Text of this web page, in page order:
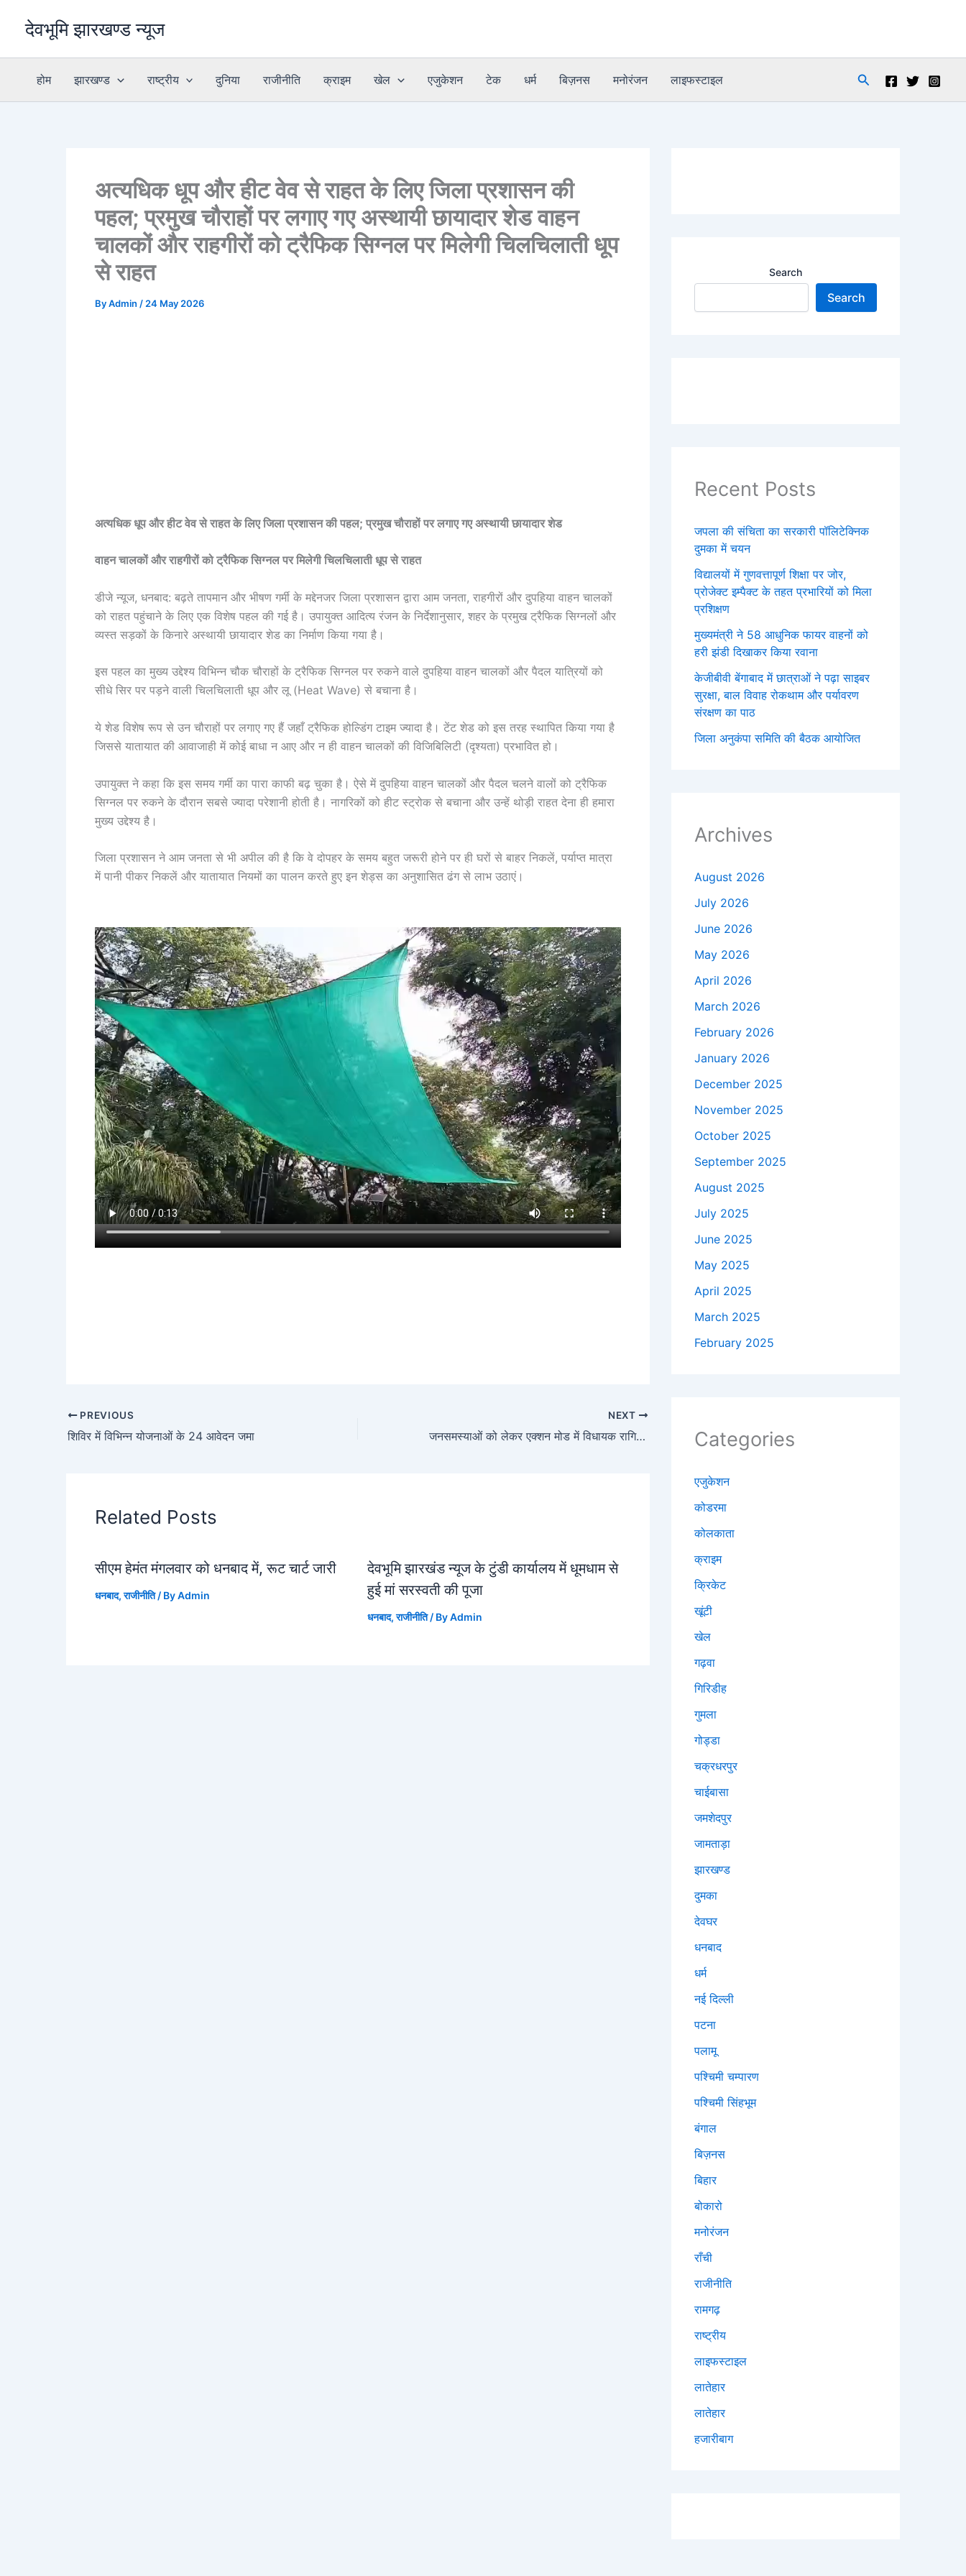
देवभूमि झारखण्ड न्यूज
होम झारखण्ड राष्ट्रीय दुनिया राजीनीति क्राइम खेल एजुकेशन टेक धर्म बिज़नस मनोरंजन लाइफस्टाइल Search
अत्यधिक धूप और हीट वेव से राहत के लिए जिला प्रशासन की
पहल; प्रमुख चौराहों पर लगाए गए अस्थायी छायादार शेड वाहन
चालकों और राहगीरों को ट्रैफिक सिग्नल पर मिलेगी चिलचिलाती धूप
से राहत
ByAdmin / 24 May 2026
अत्यधिक धूप और हीट वेव से राहत के लिए जिला प्रशासन की पहल; प्रमुख चौराहों पर लगाए गए अस्थायी छायादार शेड
वाहन चालकों और राहगीरों को ट्रैफिक सिग्नल पर मिलेगी चिलचिलाती धूप से राहत
डीजे न्यूज, धनबाद: बढ़ते तापमान और भीषण गर्मी के मद्देनजर जिला प्रशासन द्वारा आम जनता, राहगीरों और दुपहिया वाहन चालकों
को राहत पहुंचाने के लिए एक विशेष पहल की गई है। उपायुक्त आदित्य रंजन के निर्देशानुसार, शहर के प्रमुख ट्रैफिक सिग्नलों और
व्यस्त सड़कों के किनारे अस्थायी छायादार शेड का निर्माण किया गया है।
इस पहल का मुख्य उद्देश्य विभिन्न चौक चौराहों के ट्रैफिक सिग्नल पर रुकने वाले दुपहिया वाहन चालकों और पैदल यात्रियों को
सीधे सिर पर पड़ने वाली चिलचिलाती धूप और लू (Heat Wave) से बचाना है।
ये शेड विशेष रूप से उन चौराहों पर लगाए गए हैं जहाँ ट्रैफिक होल्डिंग टाइम ज्यादा है। टेंट शेड को इस तरह स्थापित किया गया है
जिससे यातायात की आवाजाही में कोई बाधा न आए और न ही वाहन चालकों की विजिबिलिटी (दृश्यता) प्रभावित हो।
उपायुक्त ने कहा कि इस समय गर्मी का पारा काफी बढ़ चुका है। ऐसे में दुपहिया वाहन चालकों और पैदल चलने वालों को ट्रैफिक
सिग्नल पर रुकने के दौरान सबसे ज्यादा परेशानी होती है। नागरिकों को हीट स्ट्रोक से बचाना और उन्हें थोड़ी राहत देना ही हमारा
मुख्य उद्देश्य है।
जिला प्रशासन ने आम जनता से भी अपील की है कि वे दोपहर के समय बहुत जरूरी होने पर ही घरों से बाहर निकलें, पर्याप्त मात्रा
में पानी पीकर निकलें और यातायात नियमों का पालन करते हुए इन शेड्स का अनुशासित ढंग से लाभ उठाएं।
PREVIOUS
शिविर में विभिन्न योजनाओं के 24 आवेदन जमा
NEXT
जनसमस्याओं को लेकर एक्शन मोड में विधायक रागिनी सिंह, बिजली-पानी संकट पर खुद संभाला मोर्चा
Related Posts
सीएम हेमंत मंगलवार को धनबाद में, रूट चार्ट जारी
धनबाद,राजीनीति/ ByAdmin
देवभूमि झारखंड न्यूज के टुंडी कार्यालय में धूमधाम से
हुई मां सरस्वती की पूजा
धनबाद,राजीनीति/ ByAdmin
Search
Search
Recent Posts
जपला की संचिता का सरकारी पॉलिटेक्निक
दुमका में चयन
विद्यालयों में गुणवत्तापूर्ण शिक्षा पर जोर,
प्रोजेक्ट इम्पैक्ट के तहत प्रभारियों को मिला
प्रशिक्षण
मुख्यमंत्री ने 58 आधुनिक फायर वाहनों को
हरी झंडी दिखाकर किया रवाना
केजीबीवी बेंगाबाद में छात्राओं ने पढ़ा साइबर
सुरक्षा, बाल विवाह रोकथाम और पर्यावरण
संरक्षण का पाठ
जिला अनुकंपा समिति की बैठक आयोजित
Archives
August 2026
July 2026
June 2026
May 2026
April 2026
March 2026
February 2026
January 2026
December 2025
November 2025
October 2025
September 2025
August 2025
July 2025
June 2025
May 2025
April 2025
March 2025
February 2025
Categories
एजुकेशन
कोडरमा
कोलकाता
क्राइम
क्रिकेट
खूंटी
खेल
गढ़वा
गिरिडीह
गुमला
गोड्डा
चक्रधरपुर
चाईबासा
जमशेदपुर
जामताड़ा
झारखण्ड
दुमका
देवघर
धनबाद
धर्म
नई दिल्ली
पटना
पलामू
पश्चिमी चम्पारण
पश्चिमी सिंहभूम
बंगाल
बिज़नस
बिहार
बोकारो
मनोरंजन
राँची
राजीनीति
रामगढ़
राष्ट्रीय
लाइफस्टाइल
लातेहार
लातेहार
हजारीबाग